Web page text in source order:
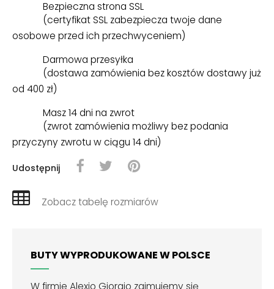
Bezpieczna strona SSL
(certyfikat SSL zabezpiecza twoje dane
osobowe przed ich przechwyceniem)
Darmowa przesyłka
(dostawa zamówienia bez kosztów dostawy już
od 400 zł)
Masz 14 dni na zwrot
(zwrot zamówienia możliwy bez podania
przyczyny zwrotu w ciągu 14 dni)
Udostępnij
Zobacz tabelę rozmiarów
BUTY WYPRODUKOWANE W POLSCE
W firmie Alexio Giorgio zajmujemy się